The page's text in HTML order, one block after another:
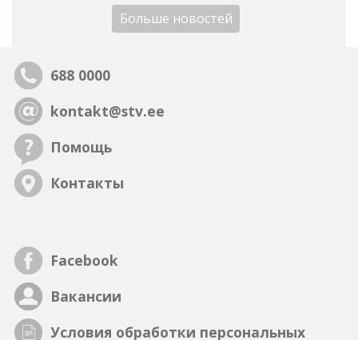
Больше новостей
688 0000
kontakt@stv.ee
Помощь
Контакты
Facebook
Вакансии
Условия обработки персональных